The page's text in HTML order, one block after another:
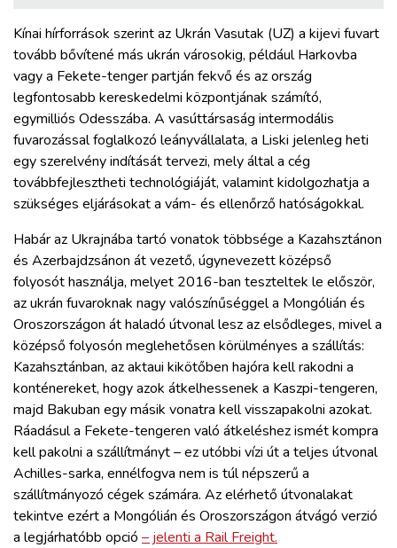
Kínai hírforrások szerint az Ukrán Vasutak (UZ) a kijevi fuvart
tovább bővítené más ukrán városokig, például Harkovba
vagy a Fekete-tenger partján fekvő és az ország
legfontosabb kereskedelmi központjának számító,
egymilliós Odesszába. A vasúttársaság intermodális
fuvarozással foglalkozó leányvállalata, a Liski jelenleg heti
egy szerelvény indítását tervezi, mely által a cég
továbbfejlesztheti technológiáját, valamint kidolgozhatja a
szükséges eljárásokat a vám- és ellenőrző hatóságokkal.
Habár az Ukrajnába tartó vonatok többsége a Kazahsztánon
és Azerbajdzsánon át vezető, úgynevezett középső
folyosót használja, melyet 2016-ban teszteltek le először,
az ukrán fuvaroknak nagy valószínűséggel a Mongólián és
Oroszországon át haladó útvonal lesz az elsődleges, mivel a
középső folyosón meglehetősen körülményes a szállítás:
Kazahsztánban, az aktaui kikötőben hajóra kell rakodni a
konténereket, hogy azok átkelhessenek a Kaszpi-tengeren,
majd Bakuban egy másik vonatra kell visszapakolni azokat.
Ráadásul a Fekete-tengeren való átkeléshez ismét kompra
kell pakolni a szállítmányt – ez utóbbi vízi út a teljes útvonal
Achilles-sarka, ennélfogva nem is túl népszerű a
szállítmányozó cégek számára. Az elérhető útvonalakat
tekintve ezért a Mongólián és Oroszországon átvágó verzió
a legjárhatóbb opció – jelenti a Rail Freight.